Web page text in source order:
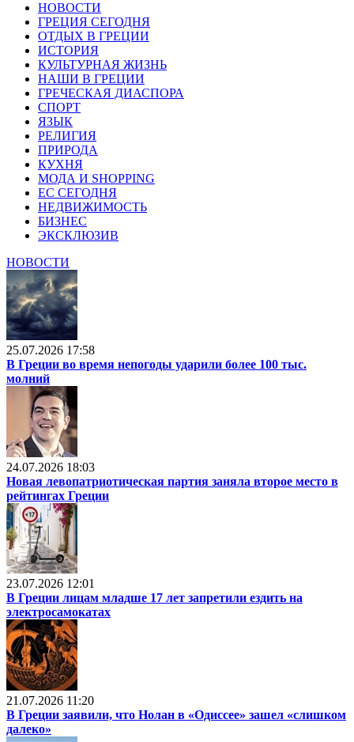
НОВОСТИ
ГРЕЦИЯ СЕГОДНЯ
ОТДЫХ В ГРЕЦИИ
ИСТОРИЯ
КУЛЬТУРНАЯ ЖИЗНЬ
НАШИ В ГРЕЦИИ
ГРЕЧЕСКАЯ ДИАСПОРА
СПОРТ
ЯЗЫК
РЕЛИГИЯ
ПРИРОДА
КУХНЯ
МОДА И SHOPPING
ЕС СЕГОДНЯ
НЕДВИЖИМОСТЬ
БИЗНЕС
ЭКСКЛЮЗИВ
НОВОСТИ
25.07.2026 17:58
В Греции во время непогоды ударили более 100 тыс.
молний
24.07.2026 18:03
Новая левопатриотическая партия заняла второе место в
рейтингах Греции
23.07.2026 12:01
В Греции лицам младше 17 лет запретили ездить на
электросамокатах
21.07.2026 11:20
В Греции заявили, что Нолан в «Одиссее» зашел «слишком
далеко»